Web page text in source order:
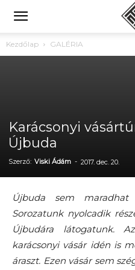
Kezdőlap GALÉRIA
Karácsonyi
Újbuda
Szerző: Viski Ádám - 2017. dec. 20.
Újbuda sem maradhat
Sorozatunk nyolcadik
Újbudára látogatunk.
karácsonyi vásár idén is
áraszt. Ezen vásár sem